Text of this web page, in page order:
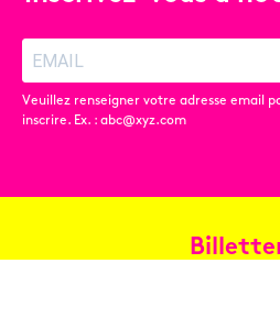
Veuillez renseigner votre adresse email
inscrire. Ex. : abc@xyz.com